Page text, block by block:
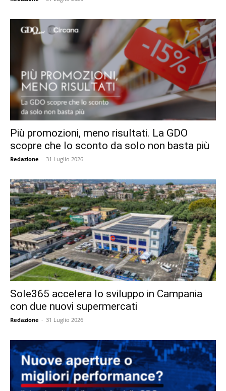
Più promozioni, meno risultati. La GDO
scopre che lo sconto da solo non basta più
Redazione - 31 Luglio 2026
Sole365 accelera lo sviluppo in Campania
con due nuovi supermercati
Redazione - 31 Luglio 2026